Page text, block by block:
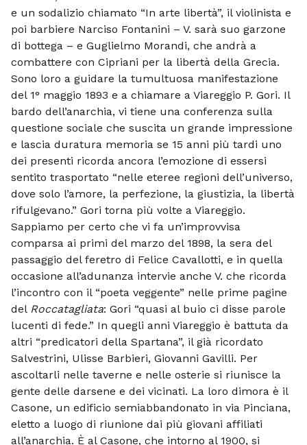
e un sodalizio chiamato “In arte libertà”, il violinista e
poi barbiere Narciso Fontanini – V. sarà suo garzone
di bottega – e Guglielmo Morandi, che andrà a
combattere con Cipriani per la libertà della Grecia.
Sono loro a guidare la tumultuosa manifestazione
del 1° maggio 1893 e a chiamare a Viareggio P. Gori. Il
bardo dell’anarchia, vi tiene una conferenza sulla
questione sociale che suscita un grande impressione
e lascia duratura memoria se 15 anni più tardi uno
dei presenti ricorda ancora l’emozione di essersi
sentito trasportato “nelle eteree regioni dell’universo,
dove solo l’amore, la perfezione, la giustizia, la libertà
rifulgevano.” Gori torna più volte a Viareggio.
Sappiamo per certo che vi fa un’improvvisa
comparsa ai primi del marzo del 1898, la sera del
passaggio del feretro di Felice Cavallotti, e in quella
occasione all’adunanza intervie anche V. che ricorda
l’incontro con il “poeta veggente” nelle prime pagine
del Roccatagliata: Gori “quasi al buio ci disse parole
lucenti di fede.” In quegli anni Viareggio è battuta da
altri “predicatori della Spartana”, il già ricordato
Salvestrini, Ulisse Barbieri, Giovanni Gavilli. Per
ascoltarli nelle taverne e nelle osterie si riunisce la
gente delle darsene e dei vicinati. La loro dimora è il
Casone, un edificio semiabbandonato in via Pinciana,
eletto a luogo di riunione dai più giovani affiliati
all’anarchia. È al Casone, che intorno al 1900, si